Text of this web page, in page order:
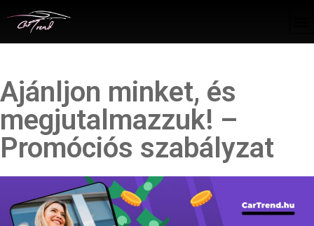
Ajánljon minket, és
megjutalmazzuk! –
Promóciós szabályzat